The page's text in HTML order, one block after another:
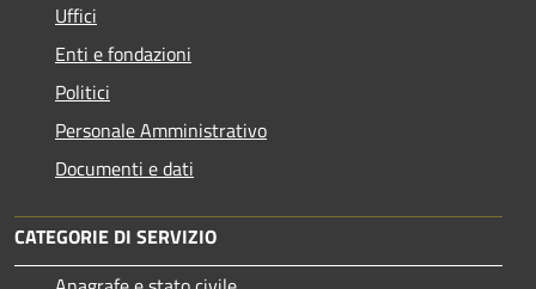
Uffici
Enti e fondazioni
Politici
Personale Amministrativo
Documenti e dati
CATEGORIE DI SERVIZIO